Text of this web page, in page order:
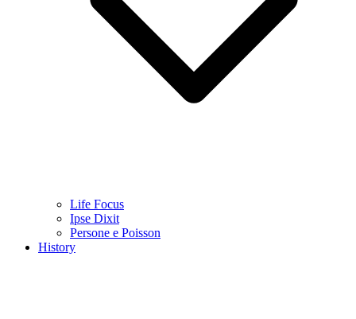
Life Focus
Ipse Dixit
Persone e Poisson
History